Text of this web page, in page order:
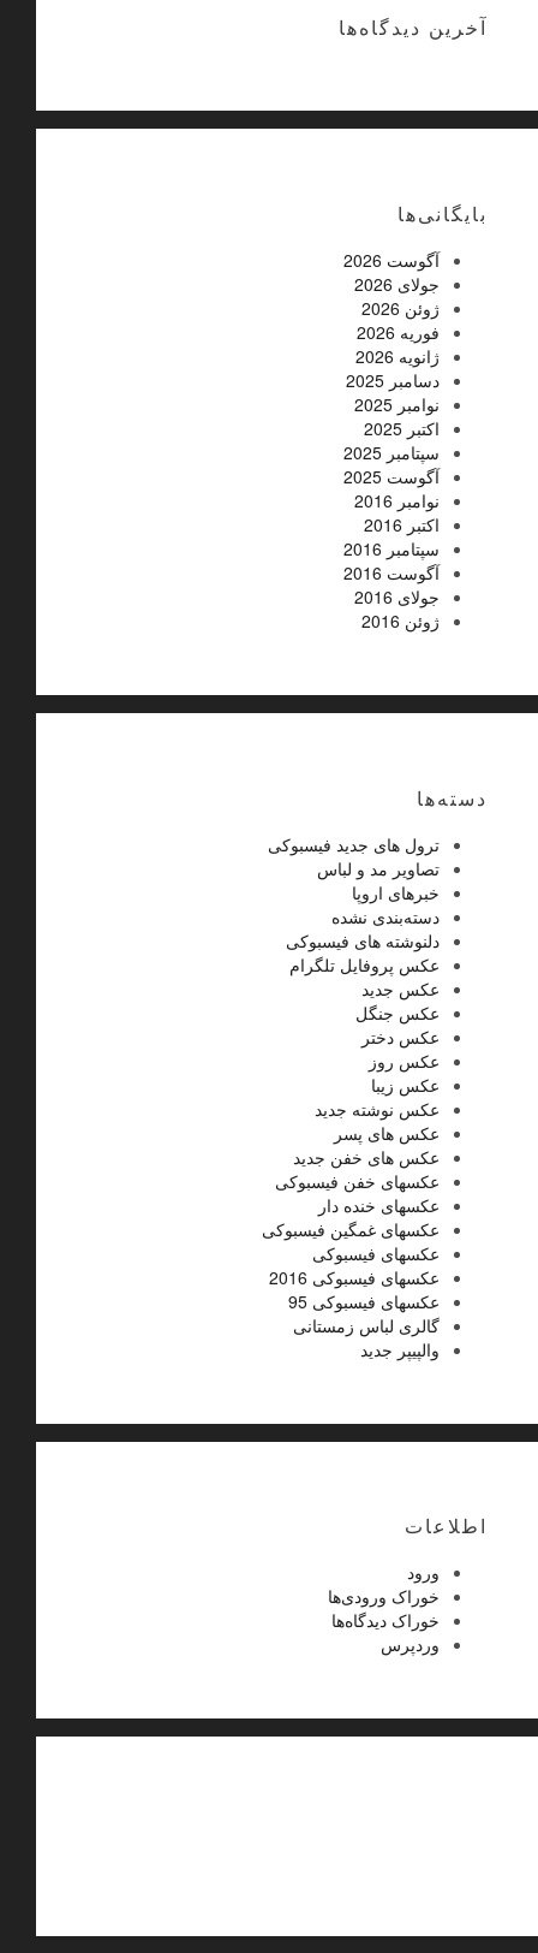
آخرین دیدگاه‌ها
بایگانی‌ها
آگوست 2026
جولای 2026
ژوئن 2026
فوریه 2026
ژانویه 2026
دسامبر 2025
نوامبر 2025
اکتبر 2025
سپتامبر 2025
آگوست 2025
نوامبر 2016
اکتبر 2016
سپتامبر 2016
آگوست 2016
جولای 2016
ژوئن 2016
دسته‌ها
ترول های جدید فیسبوکی
تصاویر مد و لباس
خبرهای اروپا
دسته‌بندی نشده
دلنوشته های فیسبوکی
عکس پروفایل تلگرام
عکس جدید
عکس جنگل
عکس دختر
عکس روز
عکس زیبا
عکس نوشته جدید
عکس های پسر
عکس های خفن جدید
عکسهای خفن فیسبوکی
عکسهای خنده دار
عکسهای غمگین فیسبوکی
عکسهای فیسبوکی
عکسهای فیسبوکی 2016
عکسهای فیسبوکی 95
گالری لباس زمستانی
والپیپر جدید
اطلاعات
ورود
خوراک ورودی‌ها
خوراک دیدگاه‌ها
وردپرس